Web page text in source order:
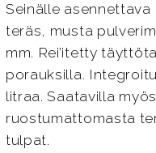
Seinälle
teräs, musta
mm. Rei’itetty
porauksilla.
litraa. Saatavilla
ruostumattomasta
tulpat.